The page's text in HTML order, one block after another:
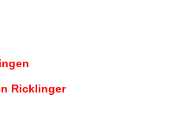
Ricklinger